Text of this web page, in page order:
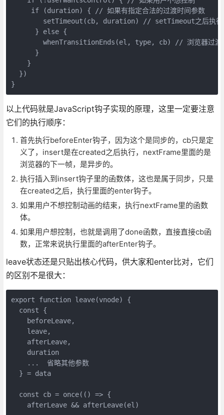
     if (duration) { // 如果有指定合法的过渡时间参数
setTimeout(cb, duration) // setTimeout之后执
      } else {
whenTransitionEnds(el, type, cb) // 浏览器过渡
      }
    }
  })
以上代码就是JavaScript钩子实现的原理，这里一定要注意
它们的执行顺序：
首先执行beforeEnter钩子，因为这个是同步的，cb只是定
义了，insert是在created之后执行，nextFrame里面的是
浏览器的下一帧，是异步的。
执行插入到insert钩子里的函数体，这也是属于同步，只是
在created之后，执行里面的enter钩子。
如果用户不想控制动画的结束，执行nextFrame里的函数
体。
如果用户想控制，也就是调用了done函数，直接直接cb函
数，正常来说执行里面的afterEnter钩子。
leave状态还是只贴出核心代码，供大家和enter比对，它们
的区别不是很大：
export function leave(vnode) {
  const {
    beforeLeave,
    leave,
    afterLeave,
    duration
    ...  省略其他参数
  } = data
  const cb = once(() => {
    afterLeave && afterLeave(el)